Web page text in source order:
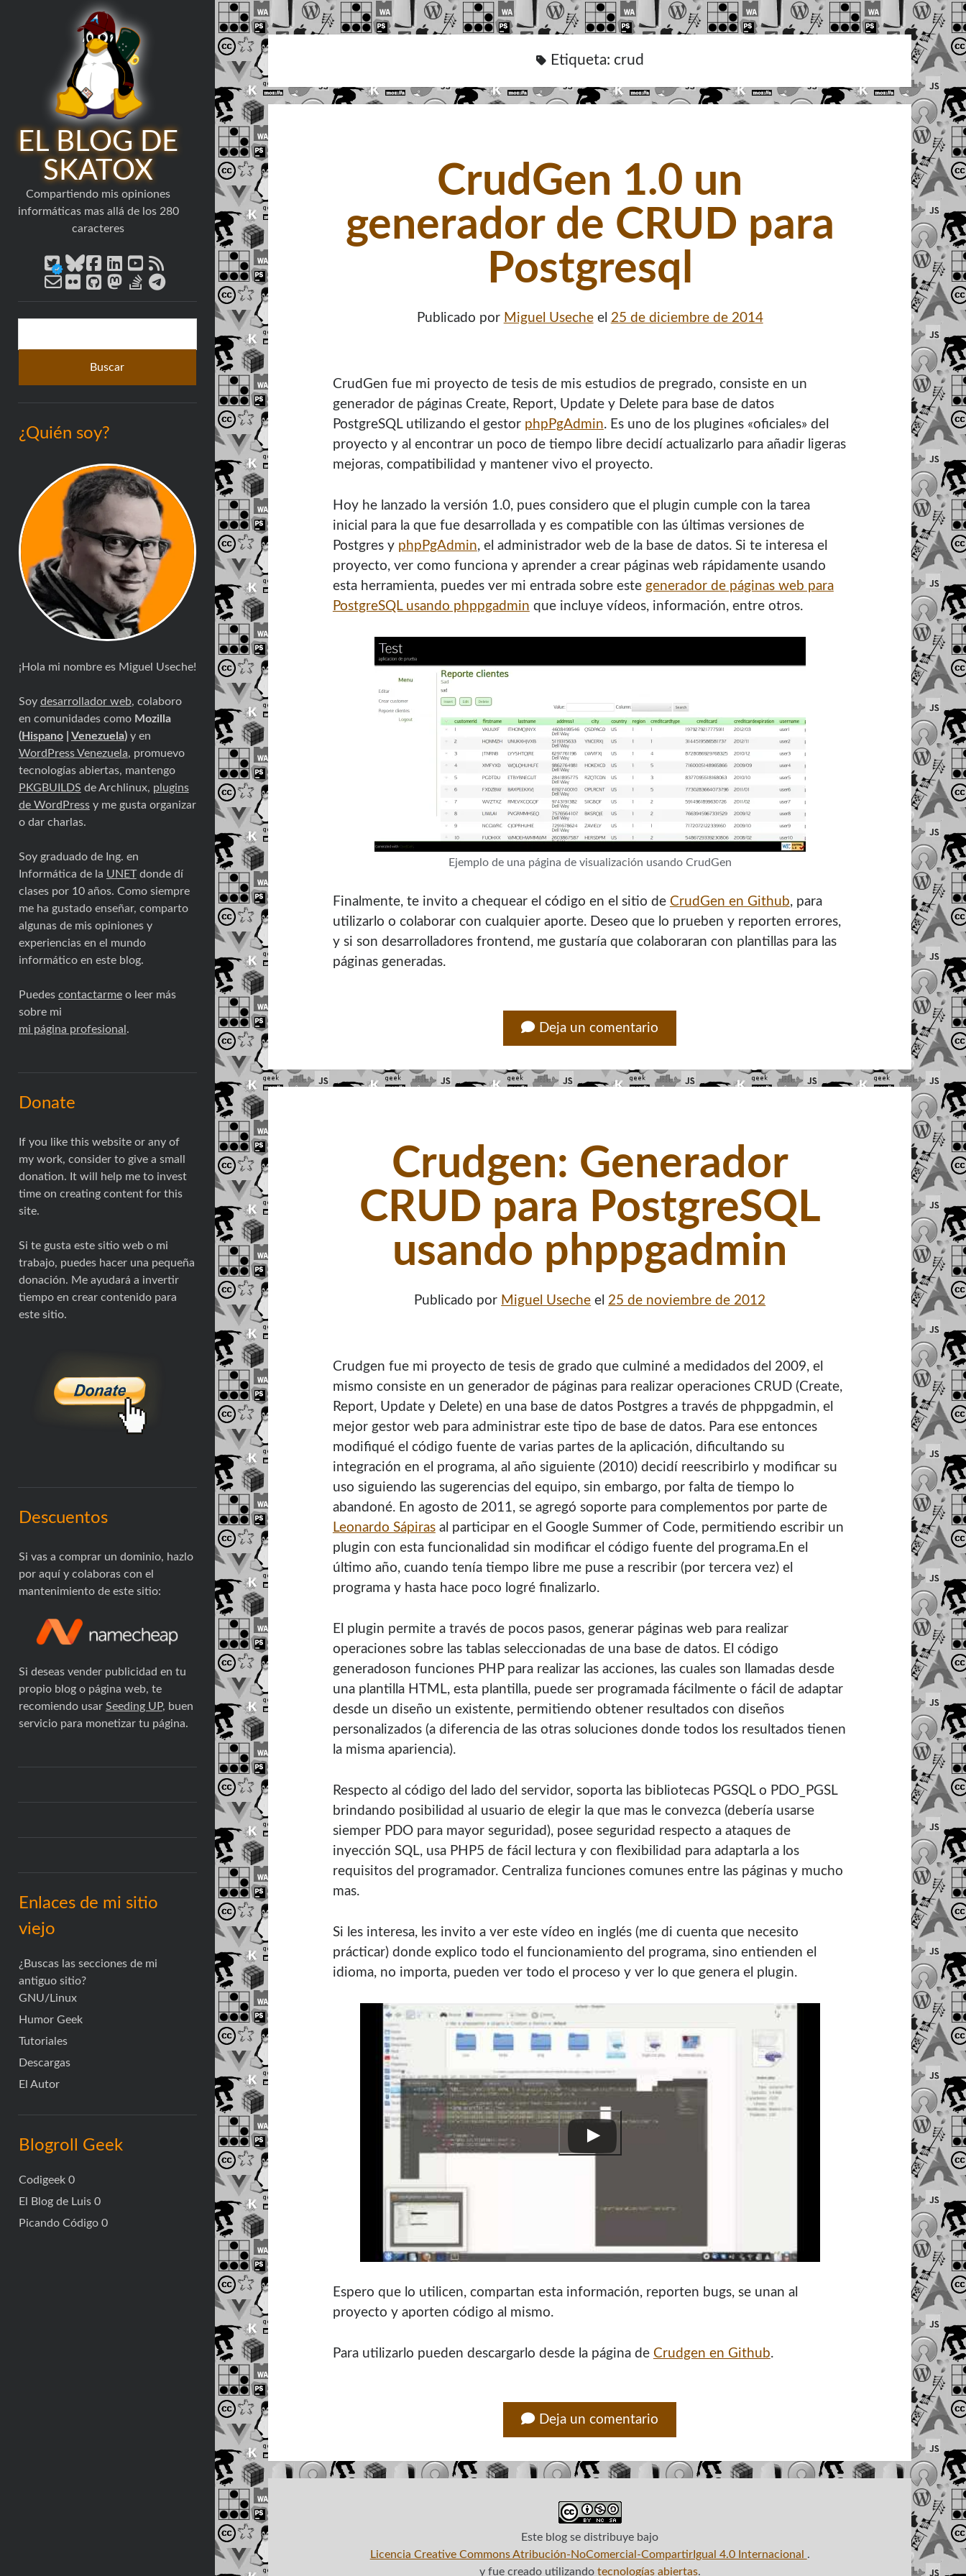
EL BLOG DE
SKATOX
Compartiendo mis opiniones
informáticas mas allá de los 280
caracteres
twitterbluesky
facebook
linkedin
youtube
rss
email-
form
flickrgithubmastodon
stack-
overflow
telegram
Barra
¿Quién soy?
¡Hola mi nombre es Miguel Useche!
Soy desarrollador web, colaboro
en comunidades como Mozilla
(Hispano| Venezuela)y en
WordPress Venezuela, promuevo
tecnologías abiertas, mantengo
PKGBUILDS de Archlinux, plugins
de WordPressy me gusta organizar
o dar charlas.
Soy graduado de Ing. en
Informática de la UNETdonde dí
clases por 10 años. Como siempre
me ha gustado enseñar, comparto
algunas de mis opiniones y
experiencias en el mundo
informático en este blog.
Puedes contactarmeo leer más
sobre mi
mi página profesional .
Donate
If you like this website or any of
my work, consider to give a small
donation. It will help me to invest
time on creating content for this
site.
Si te gusta este sitio web o mi
trabajo, puedes hacer una pequeña
donación. Me ayudará a invertir
tiempo en crear contenido para
este sitio.
Descuentos
Si vas a comprar un dominio, hazlo
por aquí y colaboras con el
mantenimiento de este sitio:
Si deseas vender publicidad en tu
propio blog o página web, te
recomiendo usar Seeding UP, buen
servicio para monetizar tu página.
Enlaces de mi sitio
viejo
¿Buscas las secciones de mi
antiguo sitio?
GNU/Linux
Humor Geek
Tutoriales
Descargas
El Autor
Blogroll Geek
Codigeek0
El Blog de Luis0
Picando Código0
Etiqueta: crud
CrudGen 1.0 un
generador de CRUD para
Postgresql
Publicado por Miguel Usecheel 25 de diciembre de 2014
CrudGen fue mi proyecto de tesis de mis estudios de pregrado, consiste en un
generador de páginas Create, Report, Update y Delete para base de datos
PostgreSQL utilizando el gestor phpPgAdmin. Es uno de los plugines «oficiales» del
proyecto y al encontrar un poco de tiempo libre decidí actualizarlo para añadir ligeras
mejoras, compatibilidad y mantener vivo el proyecto.
Hoy he lanzado la versión 1.0, pues considero que el plugin cumple con la tarea
inicial para la que fue desarrollada y es compatible con las últimas versiones de
Postgres y phpPgAdmin, el administrador web de la base de datos. Si te interesa el
proyecto, ver como funciona y aprender a crear páginas web rápidamente usando
esta herramienta, puedes ver mi entrada sobre este generador de páginas web para
PostgreSQL usando phppgadmin que incluye vídeos, información, entre otros.
Ejemplo de una página de visualización usando CrudGen
Finalmente, te invito a chequear el código en el sitio de CrudGen en Github, para
utilizarlo o colaborar con cualquier aporte. Deseo que lo prueben y reporten errores,
y si son desarrolladores frontend, me gustaría que colaboraran con plantillas para las
páginas generadas.
Deja un comentario
Crudgen: Generador
CRUD para PostgreSQL
usando phppgadmin
Publicado por Miguel Useche el 25 de noviembre de 2012
Crudgen fue mi proyecto de tesis de grado que culminé a medidados del 2009, el
mismo consiste en un generador de páginas para realizar operaciones CRUD (Create,
Report, Update y Delete) en una base de datos Postgres a través de phppgadmin, el
mejor gestor web para administrar este tipo de base de datos. Para ese entonces
modifiqué el código fuente de varias partes de la aplicación, dificultando su
integración en el programa, al año siguiente (2010) decidí reescribirlo y modificar su
uso siguiendo las sugerencias del equipo, sin embargo, por falta de tiempo lo
abandoné. En agosto de 2011, se agregó soporte para complementos por parte de
Leonardo Sápirasal participar en el Google Summer of Code, permitiendo escribir un
plugin con esta funcionalidad sin modificar el código fuente del programa.En el
último año, cuando tenía tiempo libre me puse a rescribir (por tercera vez) el
programa y hasta hace poco logré finalizarlo.
El plugin permite a través de pocos pasos, generar páginas web para realizar
operaciones sobre las tablas seleccionadas de una base de datos. El código
generadoson funciones PHP para realizar las acciones, las cuales son llamadas desde
una plantilla HTML, esta plantilla, puede ser programada fácilmente o fácil de adaptar
desde un diseño un existente, permitiendo obtener resultados con diseños
personalizados (a diferencia de las otras soluciones donde todos los resultados tienen
la misma apariencia).
Respecto al código del lado del servidor, soporta las bibliotecas PGSQL o PDO_PGSL
brindando posibilidad al usuario de elegir la que mas le convezca (debería usarse
siemper PDO para mayor seguridad), posee seguridad respecto a ataques de
inyección SQL, usa PHP5 de fácil lectura y con flexibilidad para adaptarla a los
requisitos del programador. Centraliza funciones comunes entre las páginas y mucho
mas.
Si les interesa, les invito a ver este vídeo en inglés (me di cuenta que necesito
prácticar) donde explico todo el funcionamiento del programa, sino entienden el
idioma, no importa, pueden ver todo el proceso y ver lo que genera el plugin.
Espero que lo utilicen, compartan esta información, reporten bugs, se unan al
proyecto y aporten código al mismo.
Para utilizarlo pueden descargarlo desde la página de Crudgen en Github.
Deja un comentario
Este blog se distribuye bajo
Licencia Creative Commons Atribución-NoComercial-CompartirIgual 4.0 Internacional .
y fue creado utilizando tecnologías abiertas.